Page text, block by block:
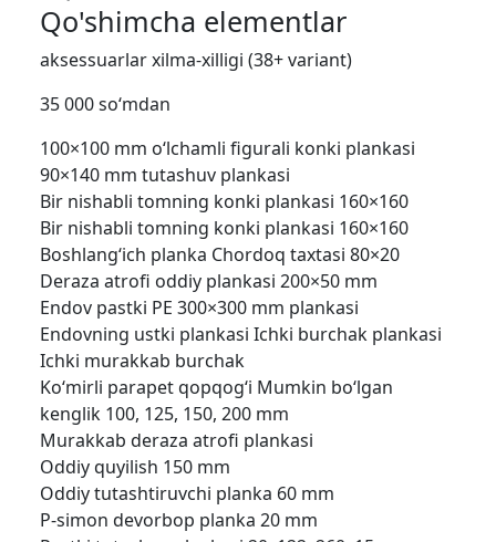
Qo'shimcha elementlar
aksessuarlar xilma-xilligi (38+ variant)
35 000 so‘mdan
100×100 mm o‘lchamli figurali konki plankasi
90×140 mm tutashuv plankasi
Bir nishabli tomning konki plankasi 160×160
Bir nishabli tomning konki plankasi 160×160
Boshlang‘ich planka Chordoq taxtasi 80×20
Deraza atrofi oddiy plankasi 200×50 mm
Endov pastki PE 300×300 mm plankasi
Endovning ustki plankasi Ichki burchak plankasi
Ichki murakkab burchak
Ko‘mirli parapet qopqog‘i Mumkin bo‘lgan
kenglik 100, 125, 150, 200 mm
Murakkab deraza atrofi plankasi
Oddiy quyilish 150 mm
Oddiy tutashtiruvchi planka 60 mm
P-simon devorbop planka 20 mm